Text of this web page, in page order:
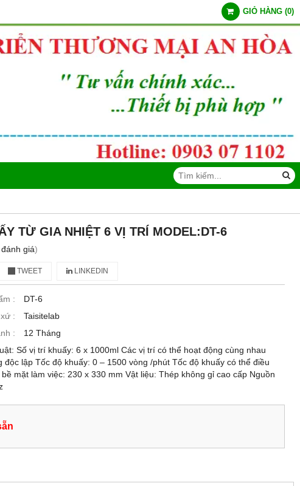
GIỎ HÀNG (0)
TỪ GIA NHIỆT 6 VỊ TRÍ MODEL:DT-6
đánh giá)
TWEET LINKEDIN
:
DT-6
:
Taisitelab
:
12 Tháng
Số vị trí khuấy: 6 x 1000ml Các vị trí có thể hoạt động cùng nhau
độc lập Tốc độ khuấy: 0 – 1500 vòng /phút Tốc độ khuấy có thể điều
mặt làm việc: 230 x 330 mm Vật liệu: Thép không gỉ cao cấp Nguồn